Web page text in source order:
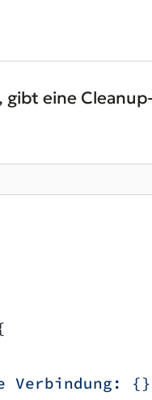
eine
Verbindung: